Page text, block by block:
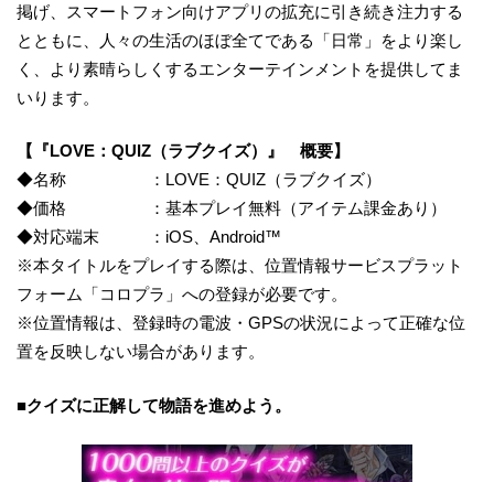
掲げ、スマートフォン向けアプリの拡充に引き続き注力する
とともに、人々の生活のほぼ全てである「日常」をより楽し
く、より素晴らしくするエンターテインメントを提供してま
いります。
【『LOVE：QUIZ（ラブクイズ）』 概要】
◆名称 ：LOVE：QUIZ（ラブクイズ）
◆価格 ：基本プレイ無料（アイテム課金あり）
◆対応端末 ：iOS、Android™
※本タイトルをプレイする際は、位置情報サービスプラット
フォーム「コロプラ」への登録が必要です。
※位置情報は、登録時の電波・GPSの状況によって正確な位
置を反映しない場合があります。
■クイズに正解して物語を進めよう。